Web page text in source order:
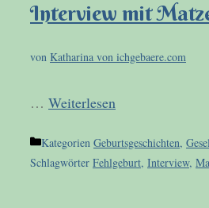
Interview mit
von Katharina von ichgebaere.com
… Weiterlesen
Kategorien Geburtsgeschichten,
Schlagwörter Fehlgeburt, Interview,